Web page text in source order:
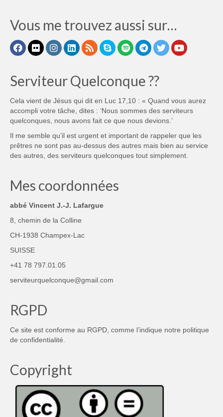
Vous me trouvez aussi sur…
Serviteur Quelconque ??
Cela vient de Jésus qui dit en Luc 17,10 : « Quand vous aurez
accompli votre tâche, dites : ‘Nous sommes des serviteurs
quelconques, nous avons fait ce que nous devions.’
Il me semble qu’il est urgent et important de rappeler que les
prêtres ne sont pas au-dessus des autres mais bien au service
des autres, des serviteurs quelconques tout simplement.
Mes coordonnées
abbé Vincent J.-J. Lafargue
8, chemin de la Colline
CH-1938 Champex-Lac
SUISSE
+41 78 797.01.05
serviteurquelconque@gmail.com
RGPD
Ce site est conforme au RGPD, comme l’indique notre politique
de confidentialité
Copyright